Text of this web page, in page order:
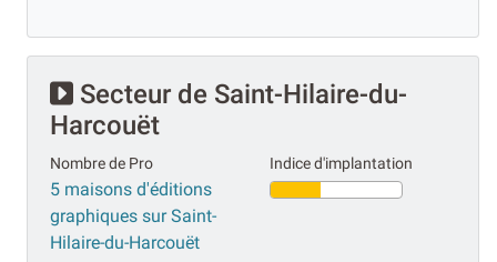
Secteur de Saint-Hilaire-du-
Harcouët
Nombre de Pro
5 maisons d'éditions
graphiques sur Saint-
Hilaire-du-Harcouët
Indice d'implantation